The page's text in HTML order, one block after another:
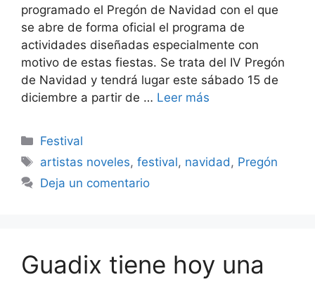
programado el Pregón de Navidad con el que
se abre de forma oficial el programa de
actividades diseñadas especialmente con
motivo de estas fiestas. Se trata del IV Pregón
de Navidad y tendrá lugar este sábado 15 de
diciembre a partir de … Leer más
Categorías
Festival
Etiquetas
artistas noveles,festival, navidad, Pregón
Deja un comentario
Guadix tiene hoy una